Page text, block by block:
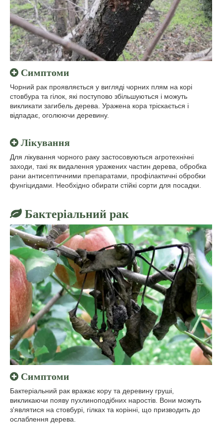
Симптоми
Чорний рак проявляється у вигляді чорних плям на корі
стовбура та гілок, які поступово збільшуються і можуть
викликати загибель дерева. Уражена кора тріскається і
відпадає, оголюючи деревину.
Лікування
Для лікування чорного раку застосовуються агротехнічні
заходи, такі як видалення уражених частин дерева, обробка
рани антисептичними препаратами, профілактичні обробки
фунгіцидами. Необхідно обирати стійкі сорти для посадки.
Бактеріальний рак
Симптоми
Бактеріальний рак вражає кору та деревину груші,
викликаючи появу пухлиноподібних наростів. Вони можуть
з'являтися на стовбурі, гілках та корінні, що призводить до
ослаблення дерева.